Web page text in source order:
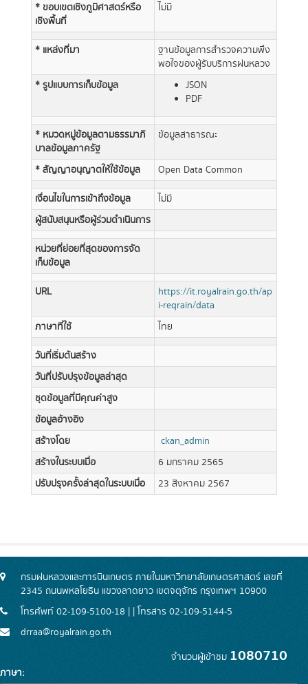
* ขอบเขตเชิงภูมิศาสตร์หรือ
เชิงพื้นที่
ไม่มี
* แหล่งที่มา
ฐานข้อมูลการสำรวจความพึง
พอใจของผู้รับบริการฝนหลวง
* รูปแบบการเก็บข้อมูล
JSON
PDF
* หมวดหมู่ข้อมูลตามธรรมาภิ
บาลข้อมูลภาครัฐ
ข้อมูลสาธารณะ
* สัญญาอนุญาตให้ใช้ข้อมูล Open Data Common
เงื่อนไขในการเข้าถึงข้อมูล
ไม่มี
ผู้สนับสนุนหรือผู้ร่วมดำเนินการ
หน่วยที่ย่อยที่สุดของการจัด
เก็บข้อมูล
URL
https://it.royalrain.go.th/ap
i-reqrain/data
ภาษาที่ใช้
ไทย
วันที่เริ่มต้นสร้าง
วันที่ปรับปรุงข้อมูลล่าสุด
ชุดข้อมูลที่มีคุณค่าสูง
ข้อมูลอ้างอิง
สร้างโดย
ckan_admin
สร้างในระบบเมื่อ
6 มกราคม 2565
ปรับปรุงครั้งล่าสุดในระบบเมื่อ
23 สิงหาคม 2567
กรมฝนหลวงและการบินเกษตร ภายในมหาวิทยาลัยเกษตรศาสตร์ เลขที่
2345 ถนนพหลโยธิน แขวงลาดยาว เขตจตุจักร กรุงเทพฯ 10900
โทรศัพท์ 02-109-5100-18 | | โทรสาร 02-109-5144-5
drraa@royalrain.go.th
จำนวนผู้เข้าชม 1080710
ภาษา